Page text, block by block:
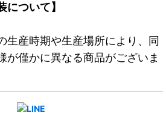
について】
生産時期や生産場所により、同
が僅かに異なる商品がございま